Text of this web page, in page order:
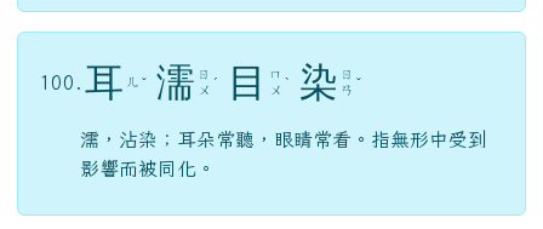
100. 耳 ㄦ ˇ 濡 ㄖ
ㄨ ˊ 目
ㄇ
ㄨ ˋ 染 ㄖ
ㄢ ˇ
濡，沾染；耳朵常聽，眼睛常看。指無形中受到
影響而被同化。